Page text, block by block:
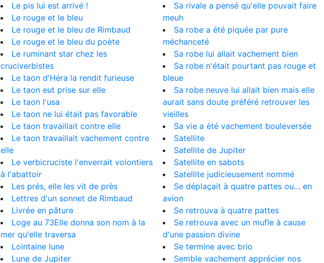
Le pis lui est arrivé !
Le rouge et le bleu
Le rouge et le bleu de Rimbaud
Le rouge et le bleu du poète
Le ruminant star chez les
cruciverbistes
Le taon d'Héra la rendit furieuse
Le taon eut prise sur elle
Le taon l'usa
Le taon ne lui était pas favorable
Le taon travaillait contre elle
Le taon travaillait vachement contre
elle
Le verbicruciste l'enverrait volontiers
à l'abattoir
Les prés, elle les vit de près
Lettres d'un sonnet de Rimbaud
Livrée en pâture
Loge au 73Elle donna son nom à la
mer qu'elle traversa
Lointaine lune
Lune de Jupiter
Sa rivale a pensé qu'elle pouvait faire
meuh
Sa robe a été piquée par pure
méchanceté
Sa robe lui allait vachement bien
Sa robe n'était pourtant pas rouge et
bleue
Sa robe neuve lui allait bien mais elle
aurait sans doute préféré retrouver les
vieilles
Sa vie a été vachement bouleversée
Satellite
Satellite de Jupiter
Satellite en sabots
Satellite judicieusement nommé
Se déplaçait à quatre pattes ou… en
avion
Se retrouva à quatre pattes
Se retrouva avec un mufle à cause
d'une passion divine
Se termine avec brio
Semble vachement apprécier nos